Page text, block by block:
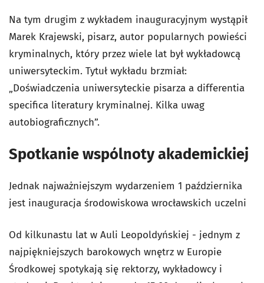
Na tym drugim z wykładem inauguracyjnym wystąpił
Marek Krajewski, pisarz, autor popularnych powieści
kryminalnych, który przez wiele lat był wykładowcą
uniwersyteckim. Tytuł wykładu brzmiał:
„Doświadczenia uniwersyteckie pisarza a differentia
specifica literatury kryminalnej. Kilka uwag
autobiograficznych”.
Spotkanie wspólnoty akademickiej
Jednak najważniejszym wydarzeniem 1 października
jest inauguracja środowiskowa wrocławskich uczelni
Od kilkunastu lat w Auli Leopoldyńskiej - jednym z
najpiękniejszych barokowych wnętrz w Europie
Środkowej spotykają się rektorzy, wykładowcy i